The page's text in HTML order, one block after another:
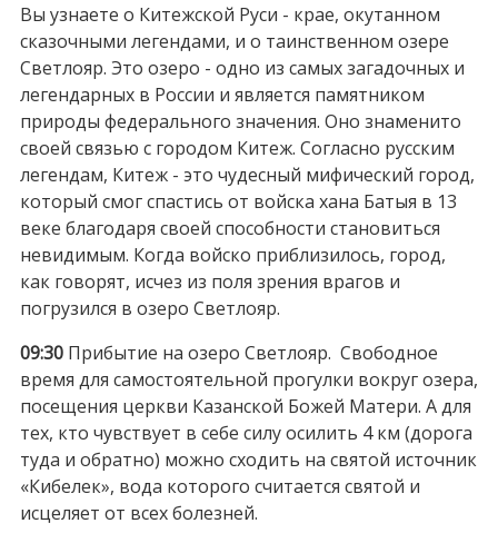
Вы узнаете о Китежской Руси - крае, окутанном
сказочными легендами, и о таинственном озере
Светлояр. Это озеро - одно из самых загадочных и
легендарных в России и является памятником
природы федерального значения. Оно знаменито
своей связью с городом Китеж. Согласно русским
легендам, Китеж - это чудесный мифический город,
который смог спастись от войска хана Батыя в 13
веке благодаря своей способности становиться
невидимым. Когда войско приблизилось, город,
как говорят, исчез из поля зрения врагов и
погрузился в озеро Светлояр.
09:30Прибытие на озеро Светлояр. Свободное
время для самостоятельной прогулки вокруг озера,
посещения церкви Казанской Божей Матери. А для
тех, кто чувствует в себе силу осилить 4 км (дорога
туда и обратно) можно сходить на святой источник
«Кибелек», вода которого считается святой и
исцеляет от всех болезней.